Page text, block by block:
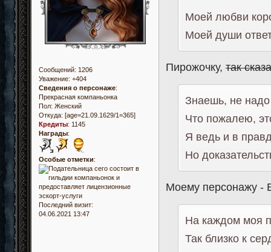
Сообщений: 1206
Уважение: +404
Сведения о персонаже:
Прекрасная компаньонка
Пол: Женский
Откуда: [age=21.09.1629/1=365]
Кредиты: 1145
Награды:
Особые отметки:
Последний визит:
04.06.2021 13:47
Моей любви
Моей души
Пирожочку,так
Знаешь, не надо
Что пожалею,
Я ведь и в
Но
Моему персонажу -
На каждом моя
Так близко к